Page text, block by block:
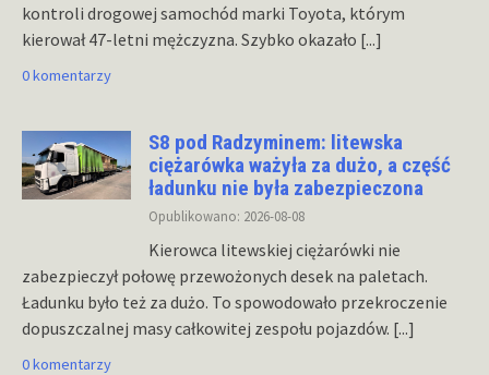
kontroli drogowej samochód marki Toyota, którym
kierował 47-letni mężczyzna. Szybko okazało [...]
0 komentarzy
S8 pod Radzyminem: litewska
ciężarówka ważyła za dużo, a część
ładunku nie była zabezpieczona
Opublikowano: 2026-08-08
Kierowca litewskiej ciężarówki nie
zabezpieczył połowę przewożonych desek na paletach.
Ładunku było też za dużo. To spowodowało przekroczenie
dopuszczalnej masy całkowitej zespołu pojazdów. [...]
0 komentarzy